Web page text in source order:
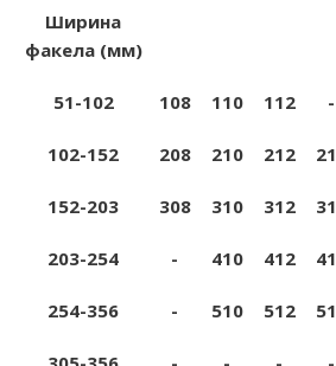
Ширина
факела (мм)
51-102 108 110 112 -
102-152 208 210 212
152-203 308 310 312
203-254 - 410 412
254-356 - 510 512